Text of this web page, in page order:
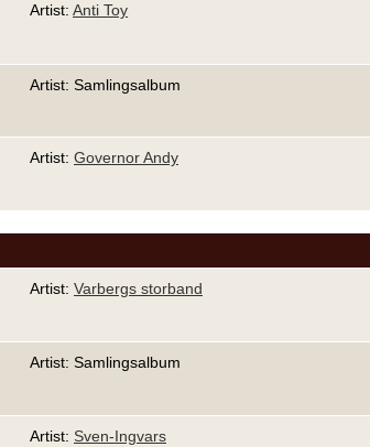
Artist: Anti Toy
Artist: Samlingsalbum
Artist: Governor Andy
Artist: Varbergs storband
Artist: Samlingsalbum
Artist: Sven-Ingvars